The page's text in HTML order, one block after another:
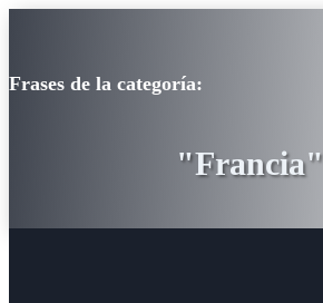
Frases de la categoría:
"Francia"